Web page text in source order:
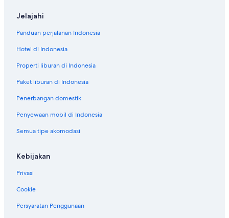
Jelajahi
Panduan perjalanan Indonesia
Hotel di Indonesia
Properti liburan di Indonesia
Paket liburan di Indonesia
Penerbangan domestik
Penyewaan mobil di Indonesia
Semua tipe akomodasi
Kebijakan
Privasi
Cookie
Persyaratan Penggunaan